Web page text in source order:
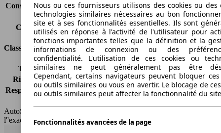
Consommation (combinée)* 9.2 l/100km
Classe d'émissions
Euro 4
Capacité du réservoir
60 l
Classes d'assurance
Tous risques
-
Risques partiels
-
Responsabilité civile -
n.c./n.c.
AutoScout24 France SAS décline toute responsabilité concernant
l''exactitude des indications fournies.
Nous ou ces fournisseurs utilisons des cookies ou des
technologies similaires nécessaires au bon
site et à ses fonctionnalités essentielles. Ils sont
utilisés en réponse à l'activité de l'utilisateur pour
fonctions importantes telles que la définition et la
informations de connexion ou des
confidentialité. L'utilisation de ces cookies ou
similaires ne peut généralement pas être
Cependant, certains navigateurs peuvent bloquer ces
ou outils similaires ou vous en avertir. Le blocage de
ou outils similaires peut affecter la fonctionnalité du
Fonctionnalités avancées de la page